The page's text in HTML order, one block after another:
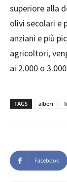
superiore alla
olivi secolari e
anziani e più
agricoltori,
ai 2.000 o
TAGS alberi
Facebook